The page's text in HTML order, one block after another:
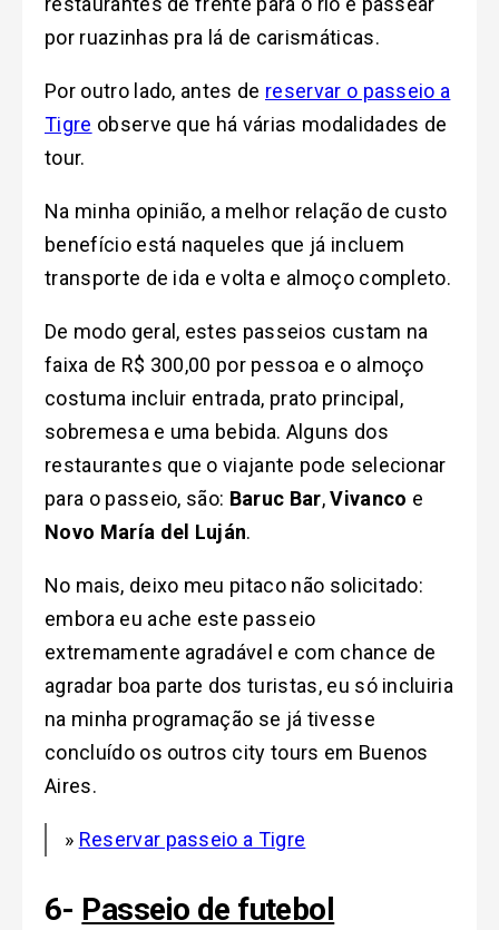
por ruazinhas pra lá de carismáticas.
Por outro lado, antes de reservar o passeio a
Tigre observe que há várias modalidades de
tour.
Na minha opinião, a melhor relação de custo
benefício está naqueles que já incluem
transporte de ida e volta e almoço completo.
De modo geral, estes passeios custam na
faixa de R$ 300,00 por pessoa e o almoço
costuma incluir entrada, prato principal,
sobremesa e uma bebida. Alguns dos
restaurantes que o viajante pode selecionar
para o passeio, são: Baruc Bar,Vivanco e
Novo María del Luján.
No mais, deixo meu pitaco não solicitado:
embora eu ache este passeio
extremamente agradável e com chance de
agradar boa parte dos turistas, eu só incluiria
na minha programação se já tivesse
concluído os outros city tours em Buenos
Aires.
» Reservar passeio a Tigre
6- Passeio de futebol